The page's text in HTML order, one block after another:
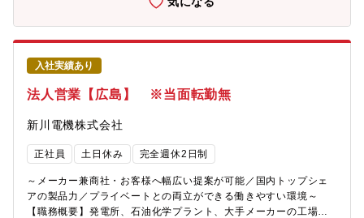
上を実現しております。◇詳細URL：https://www.kobelco-
kenki.co.jp/products/#model◇ICT建機：https://www.kobelco-
kenki.co.jp/pickup/horunavi/◆出張：主に営業所所在県内を担当
いただきます。そのため頻度は年に数回程度であり、展示会など
のイベント時に出張となります。
入社実績あり
法人営業【広島】 ※当面転勤無
新川電機株式会社
正社員 土日休み 完全週休2日制
～メーカー兼商社・お客様へ幅広い提案が可能／国内トップシェ
アの製品力／プライベートとの両立ができる働きやすい環境～
【職務概要】発電所、石油化学プラント、大手メーカーの工場が